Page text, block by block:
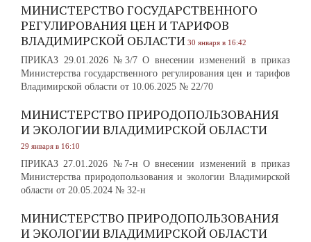
МИНИСТЕРСТВО ГОСУДАРСТВЕННОГО
РЕГУЛИРОВАНИЯ ЦЕН И ТАРИФОВ
ВЛАДИМИРСКОЙ ОБЛАСТИ 30 января в 16:42
ПРИКАЗ 29.01.2026 №3/7 О внесении изменений в приказ
Министерства государственного регулирования цен и тарифов
Владимирской области от 10.06.2025 № 22/70
МИНИСТЕРСТВО ПРИРОДОПОЛЬЗОВАНИЯ
И ЭКОЛОГИИ ВЛАДИМИРСКОЙ ОБЛАСТИ
29 января в 16:10
ПРИКАЗ 27.01.2026 №7-н О внесении изменений в приказ
Министерства природопользования и экологии Владимирской
области от 20.05.2024 № 32-н
МИНИСТЕРСТВО ПРИРОДОПОЛЬЗОВАНИЯ
И ЭКОЛОГИИ ВЛАДИМИРСКОЙ ОБЛАСТИ